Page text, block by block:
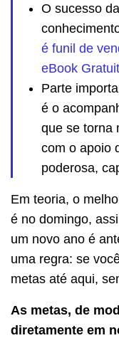
O sucesso
é funil de
eBook
Parte
é o
que se torna
com o apoio
poderosa,
Em teoria, o
é no domingo,
um novo ano é
uma regra: se
metas até aqui,
As metas, de
diretamente em